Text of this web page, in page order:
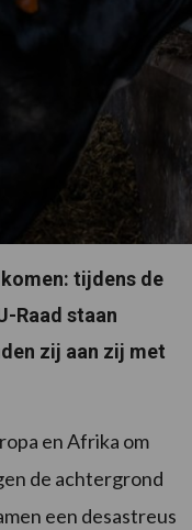
tijdens de
Raad staan
zij aan zij met
en Afrika om
de achtergrond
een desastreus